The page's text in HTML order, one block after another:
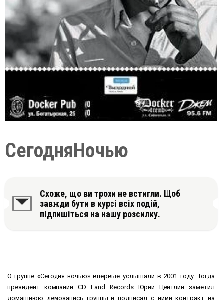
СегодняНочью
Схоже, що ви трохи не встигли. Щоб
завжди бути в курсі всіх подій,
підпишіться на нашу розсилку.
О группе «Сегодня ночью» впервые услышали в 2001 году. Тогда
президент компании CD Land Records Юрий Цейтлин заметил
домашнюю демозапись группы и подписал с ними контракт на